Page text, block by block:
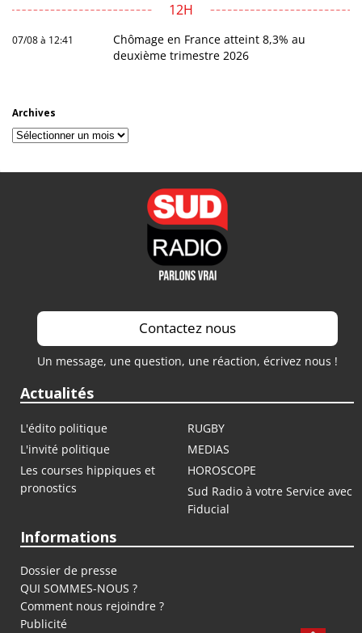
12H
07/08 à 12:41
Chômage en France atteint 8,3% au
deuxième trimestre 2026
Archives
Archives
Contactez nous
Un message, une question, une réaction, écrivez nous !
Actualités
L'édito politique
RUGBY
L'invité politique
MEDIAS
Les courses hippiques et
pronostics
HOROSCOPE
Sud Radio à votre Service avec
Fiducial
Informations
Dossier de presse
QUI SOMMES-NOUS ?
Comment nous rejoindre ?
Publicité